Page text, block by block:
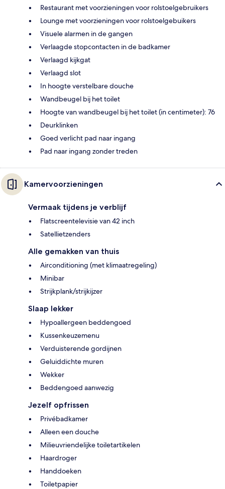
Restaurant met voorzieningen voor rolstoelgebruikers
Lounge met voorzieningen voor rolstoelgebuikers
Visuele alarmen in de gangen
Verlaagde stopcontacten in de badkamer
Verlaagd kijkgat
Verlaagd slot
In hoogte verstelbare douche
Wandbeugel bij het toilet
Hoogte van wandbeugel bij het toilet (in centimeter): 76
Deurklinken
Goed verlicht pad naar ingang
Pad naar ingang zonder treden
Kamervoorzieningen
Vermaak tijdens je verblijf
Flatscreentelevisie van 42 inch
Satellietzenders
Alle gemakken van thuis
Airconditioning (met klimaatregeling)
Minibar
Strijkplank/strijkijzer
Slaap lekker
Hypoallergeen beddengoed
Kussenkeuzemenu
Verduisterende gordijnen
Geluiddichte muren
Wekker
Beddengoed aanwezig
Jezelf opfrissen
Privébadkamer
Alleen een douche
Milieuvriendelijke toiletartikelen
Haardroger
Handdoeken
Toiletpapier